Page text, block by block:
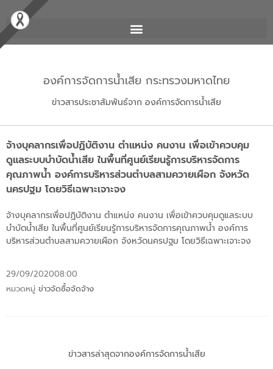
องค์การจัดการน้ำเสีย กระทรวงมหาดไทย
ข่าวสารประชาสัมพันธ์จาก องค์การจัดการน้ำเสีย
จ้างบุคลากรเพื่อปฏิบัติงาน ตำแหน่ง คนงาน เพื่อเข้าควบคุม
ดูแลระบบบำบัดน้ำเสีย ในพื้นที่ศูนย์เรียนรู้การบริหารจัดการ
คุณภาพน้ำ องค์การบริหารส่วนตำบลสามควายเผือก จังหวัด
นครปฐม โดยวิธีเฉพาะเจาะจง
จ้างบุคลากรเพื่อปฏิบัติงาน ตำแหน่ง คนงาน เพื่อเข้าควบคุมดูแลระบบ
บำบัดน้ำเสีย ในพื้นที่ศูนย์เรียนรู้การบริหารจัดการคุณภาพน้ำ องค์การ
บริหารส่วนตำบลสามควายเผือก จังหวัดนครปฐม โดยวิธีเฉพาะเจาะจง
29/09/202008:00
หมวดหมู่ ข่าวจัดซื้อจัดจ้าง
ข่าวสารล่าสุดจากองค์การจัดการน้ำเสีย